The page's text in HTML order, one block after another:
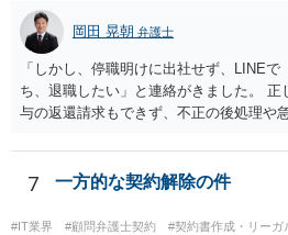
うね。よくわからないならば弁護士とし
よいですかと聞くべきではあると思いま
内容に関するミスなので、今後はよく確
ます。 ③証拠のナンバーが入らないまま
まになっている →形式ミスですね。不注
ショットの証拠が縦長や横長に印刷され
ないことはない) →こちらも③と同様で
り、①～④も訴訟の勝敗に直結するもの
致命的なミスではないと思います。 もっ
岡田 晃朝 弁護士
「しかし、停職明けに出社せず、LINE
ち、退職したい」と連絡がきました。
与の返還請求もできず、不正の後処理や
状況です。」 大変悪質ですね。打刻場
ムカードの虚偽を確認し、突き付けて責
しょう。 詐欺もありうるでしょうね。
うタイムカード不正打刻による返還請求
7 一方的な契約解除の件
#IT業界 #顧問弁護士契約
#契約書作成・リーガ